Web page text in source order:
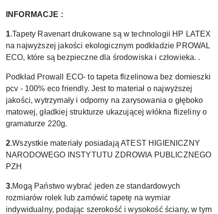
INFORMACJE :
1.Tapety Ravenart drukowane są w technologii HP LATEX
na najwyższej jakości ekologicznym podkładzie PROWAL
ECO, które są bezpieczne dla środowiska i człowieka. .
Podkład Prowall ECO- to tapeta flizelinowa bez domieszki
pcv - 100% eco friendly. Jest to materiał o najwyższej
jakości, wytrzymały i odporny na zarysowania o głęboko
matowej, gładkiej strukturze ukazującej włókna flizeliny o
gramaturze 220g.
2.Wszystkie materiały posiadają ATEST HIGIENICZNY
NARODOWEGO INSTYTUTU ZDROWIA PUBLICZNEGO
PZH
3.Mogą Państwo wybrać jeden ze standardowych
rozmiarów rolek lub zamówić tapetę na wymiar
indywidualny, podając szerokość i wysokość ściany, w tym